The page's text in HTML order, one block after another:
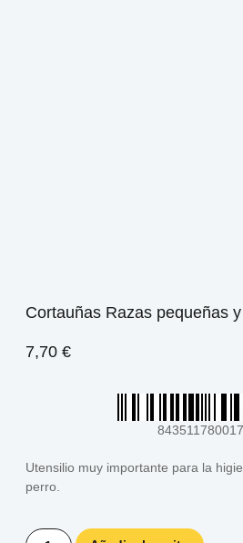
Cortauñas Razas pequeñas
7,70 €
Utensilio muy importante para la
perro.